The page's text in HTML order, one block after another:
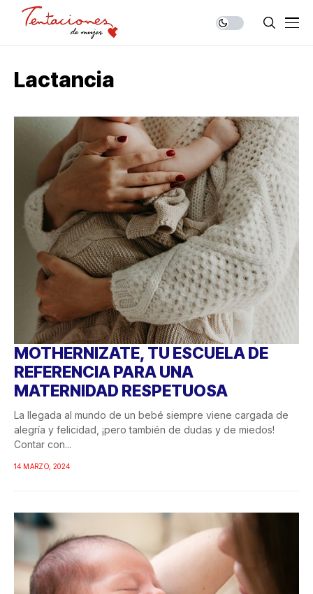
Lactancia
MOTHERNIZATE, TU ESCUELA DE
REFERENCIA PARA UNA
MATERNIDAD RESPETUOSA
La llegada al mundo de un bebé siempre viene cargada de
alegría y felicidad, ¡pero también de dudas y de miedos!
Contar con...
14 MARZO, 2024